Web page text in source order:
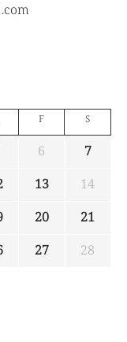
F S
6
7
13
14
20
21
27
28